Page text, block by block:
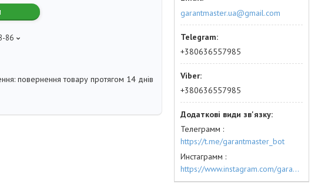
86
повернення товару протягом 14 днів
garantmaster.ua@gmail.com
+380636557985
+380636557985
Телеграмм
https://t.me/garantmaster_bot
Инстаграмм
https://www.instagram.com/garantmaster.ua/